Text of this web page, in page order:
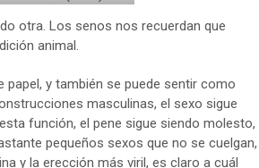
otra. Los senos nos recuerdan que
animal.
papel, y también se puede sentir como
masculinas, el sexo sigue
función, el pene sigue siendo molesto,
pequeños sexos que no se cuelgan,
y la erección más viril, es claro a cuál